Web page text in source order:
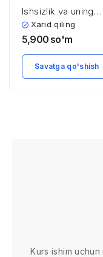
Ishsizlik va uning
turlati.
ishsizlarni ijtimoiy
Xarid qiling
5,900 so'm
Savatga qo'shish
Kurs ishim